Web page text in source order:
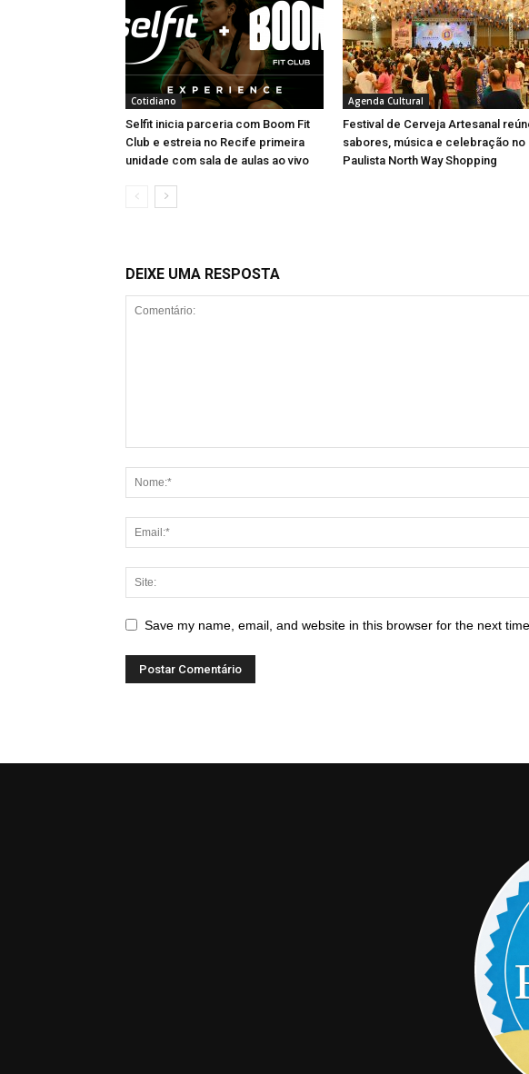
Cotidiano
Selfit inicia parceria com Boom Fit
Club e estreia no Recife primeira
unidade com sala de aulas ao vivo
Agenda Cultural
Festival de Cerveja Artesanal
sabores, música e celebração no
Paulista North Way Shopping
DEIXE UMA RESPOSTA
Save my name, email, and website in this browser for the next